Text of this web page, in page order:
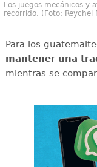
Los juegos mecánicos y
recorrido. (Foto: Reychel
Para los
mantener una
mientras se